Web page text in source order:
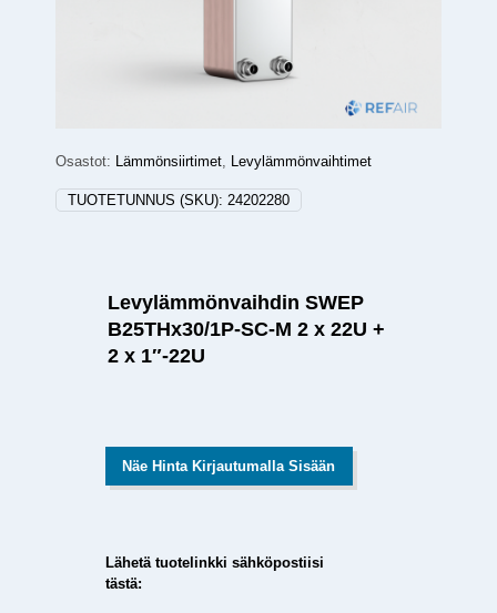
Osastot: Lämmönsiirtimet, Levylämmönvaihtimet
TUOTETUNNUS (SKU): 24202280
Levylämmönvaihdin SWEP
B25THx30/1P-SC-M 2 x 22U +
2 x 1″-22U
Näe Hinta Kirjautumalla Sisään
Lähetä tuotelinkki sähköpostiisi
tästä: